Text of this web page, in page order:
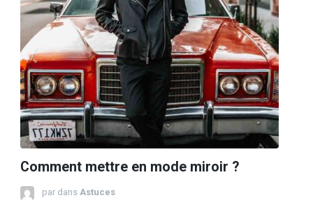
Comment mettre en mode miroir ?
par dans Astuces